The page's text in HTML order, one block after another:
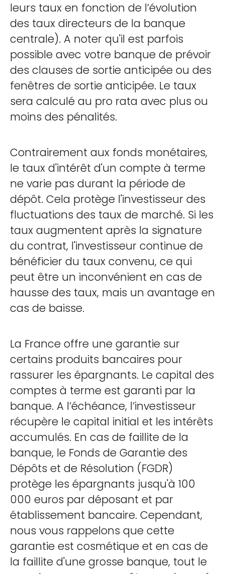
leurs taux en fonction de l’évolution
des taux directeurs de la banque
centrale). A noter qu'il est parfois
possible avec votre banque de prévoir
des clauses de sortie anticipée ou des
fenêtres de sortie anticipée. Le taux
sera calculé au pro rata avec plus ou
moins des pénalités.
Contrairement aux fonds monétaires,
le taux d'intérêt d'un compte à terme
ne varie pas durant la période de
dépôt. Cela protège l'investisseur des
fluctuations des taux de marché. Si les
taux augmentent après la signature
du contrat, l'investisseur continue de
bénéficier du taux convenu, ce qui
peut être un inconvénient en cas de
hausse des taux, mais un avantage en
cas de baisse.
La France offre une garantie sur
certains produits bancaires pour
rassurer les épargnants. Le capital des
comptes à terme est garanti par la
banque. A l’échéance, l’investisseur
récupère le capital initial et les intérêts
accumulés. En cas de faillite de la
banque, le Fonds de Garantie des
Dépôts et de Résolution (FGDR)
protège les épargnants jusqu'à 100
000 euros par déposant et par
établissement bancaire. Cependant,
nous vous rappelons que cette
garantie est cosmétique et en cas de
la faillite d'une grosse banque, tout le